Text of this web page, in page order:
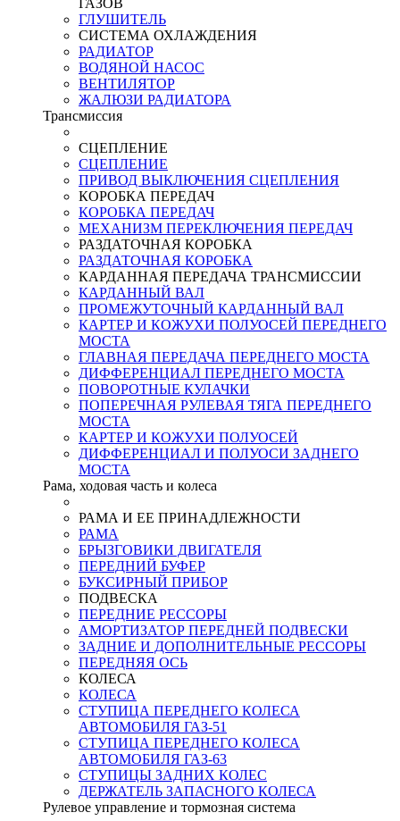
ГАЗОВ
ГЛУШИТЕЛЬ
СИСТЕМА ОХЛАЖДЕНИЯ
РАДИАТОР
ВОДЯНОЙ НАСОС
ВЕНТИЛЯТОР
ЖАЛЮЗИ РАДИАТОРА
Трансмиссия
СЦЕПЛЕНИЕ
СЦЕПЛЕНИЕ
ПРИВОД ВЫКЛЮЧЕНИЯ СЦЕПЛЕНИЯ
КОРОБКА ПЕРЕДАЧ
КОРОБКА ПЕРЕДАЧ
МЕХАНИЗМ ПЕРЕКЛЮЧЕНИЯ ПЕРЕДАЧ
РАЗДАТОЧНАЯ КОРОБКА
РАЗДАТОЧНАЯ КОРОБКА
КАРДАННАЯ ПЕРЕДАЧА ТРАНСМИССИИ
КАРДАННЫЙ ВАЛ
ПРОМЕЖУТОЧНЫЙ КАРДАННЫЙ ВАЛ
КАРТЕР И КОЖУХИ ПОЛУОСЕЙ ПЕРЕДНЕГО
МОСТА
ГЛАВНАЯ ПЕРЕДАЧА ПЕРЕДНЕГО МОСТА
ДИФФЕРЕНЦИАЛ ПЕРЕДНЕГО МОСТА
ПОВОРОТНЫЕ КУЛАЧКИ
ПОПЕРЕЧНАЯ РУЛЕВАЯ ТЯГА ПЕРЕДНЕГО
МОСТА
КАРТЕР И КОЖУХИ ПОЛУОСЕЙ
ДИФФЕРЕНЦИАЛ И ПОЛУОСИ ЗАДНЕГО
МОСТА
Рама, ходовая часть и колеса
РАМА И ЕЕ ПРИНАДЛЕЖНОСТИ
РАМА
БРЫЗГОВИКИ ДВИГАТЕЛЯ
ПЕРЕДНИЙ БУФЕР
БУКСИРНЫЙ ПРИБОР
ПОДВЕСКА
ПЕРЕДНИЕ РЕССОРЫ
АМОРТИЗАТОР ПЕРЕДНЕЙ ПОДВЕСКИ
ЗАДНИЕ И ДОПОЛНИТЕЛЬНЫЕ РЕССОРЫ
ПЕРЕДНЯЯ ОСЬ
КОЛЕСА
КОЛЕСА
СТУПИЦА ПЕРЕДНЕГО КОЛЕСА
АВТОМОБИЛЯ ГАЗ-51
СТУПИЦА ПЕРЕДНЕГО КОЛЕСА
АВТОМОБИЛЯ ГАЗ-63
СТУПИЦЫ ЗАДНИХ КОЛЕС
ДЕРЖАТЕЛЬ ЗАПАСНОГО КОЛЕСА
Рулевое управление и тормозная система